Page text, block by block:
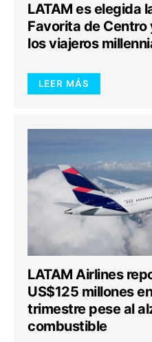
LATAM es elegida
Favorita de
los viajeros
LEER MÁS
LATAM Airlines
US$125 millones
trimestre pese al
combustible